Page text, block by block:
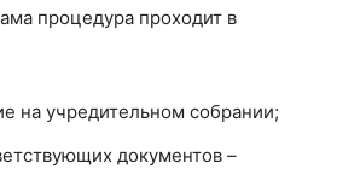
процедура проходит в
на учредительном собрании;
документов –